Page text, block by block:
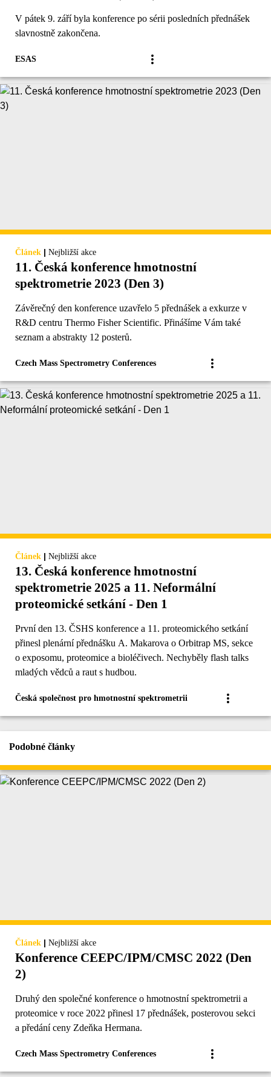
V pátek 9. září byla konference po sérii posledních přednášek
slavnostně zakončena.
ESAS
Článek | Nejbližší akce
11. Česká konference hmotnostní
spektrometrie 2023 (Den 3)
Závěrečný den konference uzavřelo 5 přednášek a exkurze v
R&D centru Thermo Fisher Scientific. Přinášíme Vám také
seznam a abstrakty 12 posterů.
Czech Mass Spectrometry Conferences
Článek | Nejbližší akce
13. Česká konference hmotnostní
spektrometrie 2025 a 11. Neformální
proteomické setkání - Den 1
První den 13. ČSHS konference a 11. proteomického setkání
přinesl plenární přednášku A. Makarova o Orbitrap MS, sekce
o exposomu, proteomice a bioléčivech. Nechyběly flash talks
mladých vědců a raut s hudbou.
Česká společnost pro hmotnostní spektrometrii
Podobné články
Článek | Nejbližší akce
Konference CEEPC/IPM/CMSC 2022 (Den
2)
Druhý den společné konference o hmotnostní spektrometrii a
proteomice v roce 2022 přinesl 17 přednášek, posterovou sekci
a předání ceny Zdeňka Hermana.
Czech Mass Spectrometry Conferences